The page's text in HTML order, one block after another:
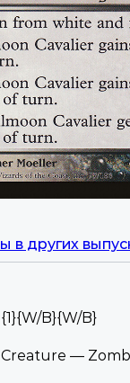
в других
{1}{W/B}{W/B}
Creature —